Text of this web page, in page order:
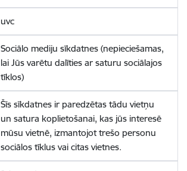
uvc
Sociālo mediju sīkdatnes (nepieciešamas,
lai Jūs varētu dalīties ar saturu sociālajos
tīklos)
Šīs sīkdatnes ir paredzētas tādu vietņu
un satura koplietošanai, kas jūs interesē
mūsu vietnē, izmantojot trešo personu
sociālos tīklus vai citas vietnes.